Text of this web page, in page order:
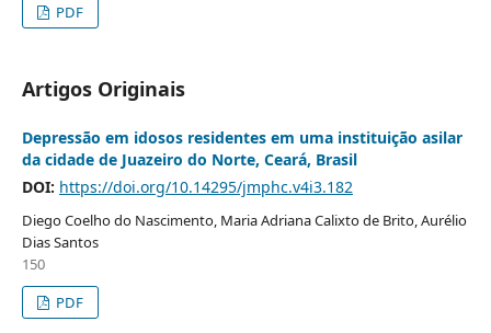
PDF
Artigos Originais
Depressão em idosos residentes em uma instituição asilar
da cidade de Juazeiro do Norte, Ceará, Brasil
DOI: https://doi.org/10.14295/jmphc.v4i3.182
Diego Coelho do Nascimento, Maria Adriana Calixto de Brito, Aurélio
Dias Santos
150
PDF